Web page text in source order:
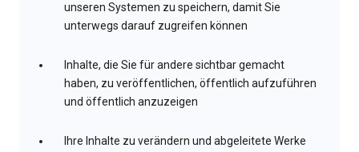
unseren Systemen zu speichern, damit Sie
unterwegs darauf zugreifen können
Inhalte, die Sie für andere sichtbar gemacht
haben, zu veröffentlichen, öffentlich aufzuführen
und öffentlich anzuzeigen
Ihre Inhalte zu verändern und abgeleitete Werke